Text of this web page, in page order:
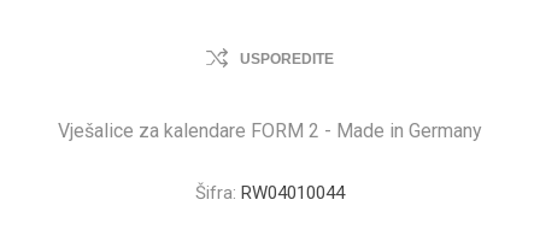
USPOREDITE
Vješalice za kalendare FORM 2 - Made in Germany
Šifra: RW04010044